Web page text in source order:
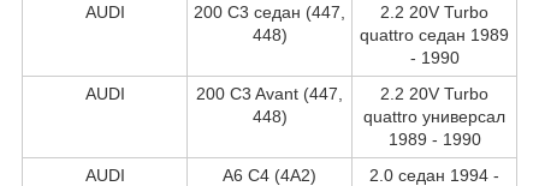
AUDI
200 C3 седан (447,
448)
2.2 20V Turbo
quattro седан 1989
- 1990
AUDI
200 C3 Avant (447,
448)
2.2 20V Turbo
quattro универсал
1989 - 1990
AUDI
A6 C4 (4A2)
2.0 седан 1994 -